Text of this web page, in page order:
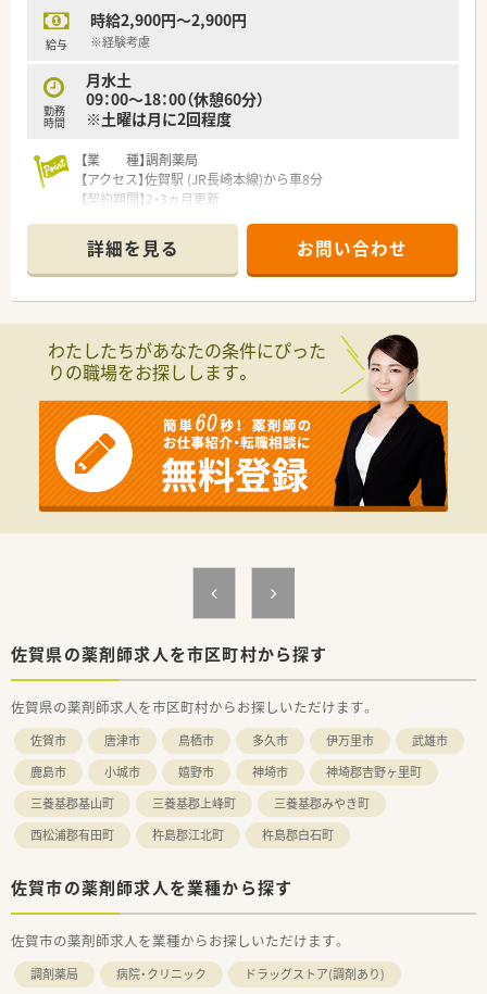
給与
時給2,900円～2,900円
※経験考慮
勤務
時間
月水土
09：00～18：00（休憩60分）
※土曜は月に2回程度
【業 種】調剤薬局
【アクセス】佐賀駅 (JR長崎本線)から車8分
【契約期間】2・3ヵ月更新
【勤務時間】
月水土 09：00～18：00（休憩60分）
※土曜は月に2回程度
※水金は別店舗での掛け持ち勤務となります
＼手厚いサポートが魅力のファルマスタッフ／
■万全のサポート体制：2名体制で担当がつきしっかりサポート！
■各種保険を完備：社会保険(週20時間以上)/雇用保険/薬剤師賠
償責任保険
■充実の休暇制度：有給休暇(6ヶ月以上勤務)、夏季休暇、慶弔休
暇など
ご希望条件に合わせて求人をお探しします！
まずはお気軽にお問い合わせください。
詳細を見る お問い合わせ
わたしたちがあなたの条件にぴった
りの職場をお探しします。
佐賀県の薬剤師求人を市区町村から探す
佐賀県の薬剤師求人を市区町村からお探しいただけます。
佐賀市 唐津市 鳥栖市 多久市 伊万里市
武雄市
鹿島市
小城市 嬉野市 神埼市
神埼郡吉野ヶ里町
三養基郡基山町
三養基郡上峰町
三養基郡みやき町
西松浦郡有田町
杵島郡江北町 杵島郡白石町
佐賀市の薬剤師求人を業種から探す
佐賀市の薬剤師求人を業種からお探しいただけます。
調剤薬局 病院・クリニック ドラッグストア(調剤あり)